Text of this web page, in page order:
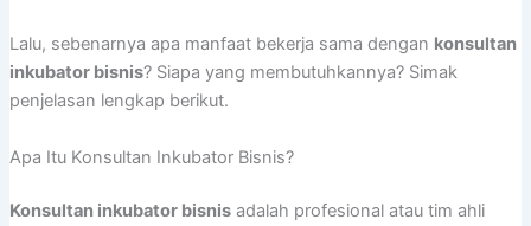
Lalu, sebenarnya apa manfaat bekerja sama dengan konsultan
inkubator bisnis? Siapa yang membutuhkannya? Simak
penjelasan lengkap berikut.
Apa Itu Konsultan Inkubator Bisnis?
Konsultan inkubator bisnisadalah profesional atau tim ahli